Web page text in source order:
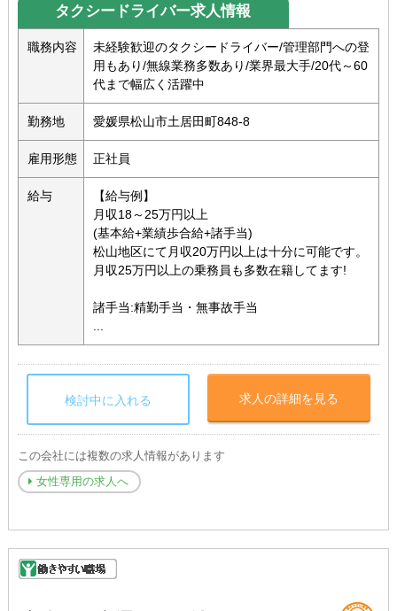
タクシードライバー求人情報
職務内容
未経験歓迎のタクシードライバー/管理部門への登
用もあり/無線業務多数あり/業界最大手/20代～60
代まで幅広く活躍中
勤務地 愛媛県松山市土居田町848-8
雇用形態 正社員
給与
【給与例】
月収18～25万円以上
(基本給+業績歩合給+諸手当)
松山地区にて月収20万円以上は十分に可能です。
月収25万円以上の乗務員も多数在籍してます!
諸手当:精勤手当・無事故手当
検討中に入れる 求人の詳細を見る
この会社には複数の求人情報があります
女性専用の求人へ